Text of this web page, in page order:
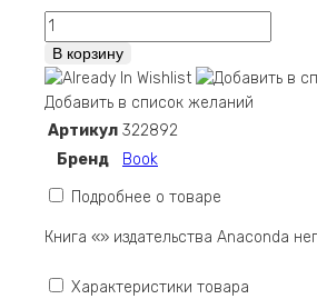
Количество
Der
Kleine
Prinz
Petit
Prince
В корзину
Добавить в список желаний
Артикул 322892
Бренд
Book
Подробнее о товаре
Книга «» издательства Anaconda
Характеристики товара